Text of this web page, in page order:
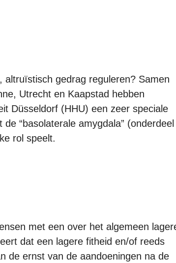
altruïstisch gedrag reguleren? Samen
Utrecht en Kaapstad hebben
Düsseldorf (HHU) een zeer speciale
“basolaterale amygdala” (onderdeel
rol speelt.
met een over het algemeen
dat een lagere fitheid en/of reeds
de ernst van de aandoeningen na de